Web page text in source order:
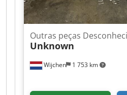
Wijchen 1 753 km
Outras peças
Unknown